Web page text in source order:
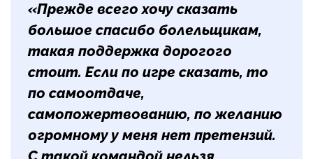
«Прежде всего хочу сказать
большое спасибо болельщикам,
такая поддержка дорогого
стоит. Если по игре сказать, то
по самоотдаче,
самопожертвованию, по желанию
огромному у меня нет претензий.